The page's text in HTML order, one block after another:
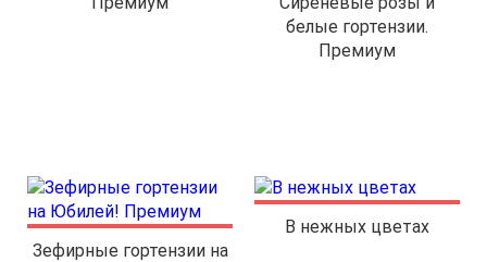
белые гортензии.
Премиум
Зефирные гортензии на
В нежных цветах